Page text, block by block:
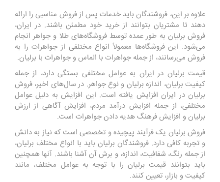
علاوه بر این، فروشندگان باید خدمات پس از فروش مناسبی را ارائه
دهند تا مشتریان بتوانند از خرید خود مطمئن باشند. در ایران،
فروش برلیان به طور عمده توسط فروشگاه‌های طلا و جواهر انجام
می‌شود. این فروشگاه‌ها معمولاً انواع مختلفی از جواهرات را به
فروش می‌رسانند، از جمله جواهرات با الماس و جواهرات با برلیان.
قیمت برلیان در ایران به عوامل مختلفی بستگی دارد، از جمله
کیفیت برلیان، اندازه برلیان و نوع جواهر. در سال‌های اخیر، فروش
برلیان در ایران افزایش یافته است. این افزایش به دلیل عوامل
مختلفی، از جمله افزایش درآمد مردم، افزایش آگاهی از ارزش
برلیان و افزایش فرهنگ هدیه دادن جواهرات است.
فروش برلیان یک فرآیند پیچیده و تخصصی است که نیاز به دانش
و تجربه کافی دارد. فروشندگان برلیان باید با انواع مختلف برلیان،
از جمله رنگ، شفافیت، اندازه، و برش آن آشنا باشند. آنها همچنین
باید بتوانند قیمت برلیان را با توجه به عوامل مختلف، مانند
کیفیت و بازار، تعیین کنند.